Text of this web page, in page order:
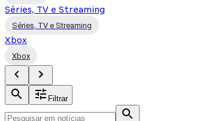
Séries, TV e Streaming
Séries, TV e Streaming
Xbox
Xbox
Filtrar